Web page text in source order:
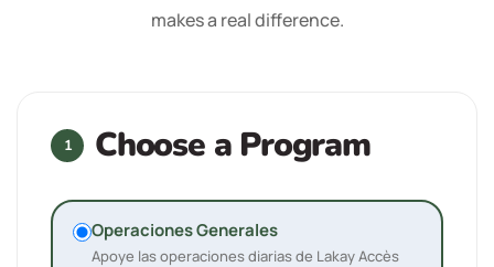
makes a real difference.
1 Choose a Program
Operaciones Generales
Apoye las operaciones diarias de Lakay Accès